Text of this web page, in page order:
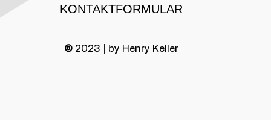
KONTAKTFORMULAR
©2023 | by Henry Keller